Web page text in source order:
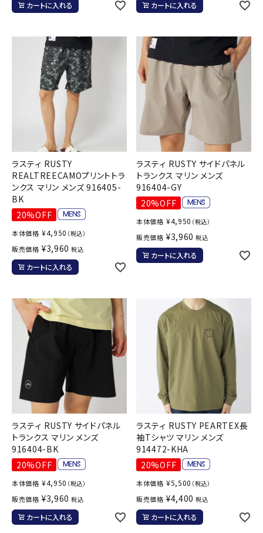
カートに入れる カートに入れる
ラスティ RUSTY
REALTREECAMOプリントトラ
ンクス マリン メンズ 916405-
BK
20%OFF
本体価格 ¥4,950 （税込）
販売価格 ¥3,960 税込
カートに入れる
ラスティ RUSTY サイドパネル
トランクス マリン メンズ
916404-GY
20%OFF
本体価格 ¥4,950 （税込）
販売価格 ¥3,960 税込
カートに入れる
ラスティ RUSTY サイドパネル
トランクス マリン メンズ
916404-BK
20%OFF
本体価格 ¥4,950 （税込）
販売価格 ¥3,960 税込
カートに入れる
ラスティ RUSTY PEARTEX長
袖Tシャツ マリン メンズ
914472-KHA
20%OFF
本体価格 ¥5,500 （税込）
販売価格 ¥4,400 税込
カートに入れる